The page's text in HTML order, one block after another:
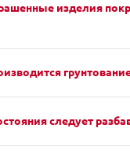
изделия
следует